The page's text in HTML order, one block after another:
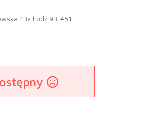
13a Łódź 93-451